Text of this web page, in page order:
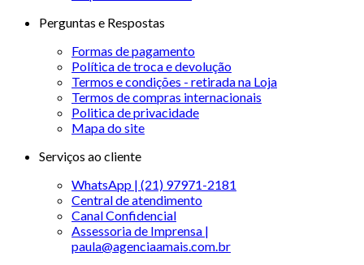
Perguntas e Respostas
Formas de pagamento
Política de troca e devolução
Termos e condições - retirada na Loja
Termos de compras internacionais
Politica de privacidade
Mapa do site
Serviços ao cliente
WhatsApp | (21) 97971-2181
Central de atendimento
Canal Confidencial
Assessoria de Imprensa |
paula@agenciaamais.com.br